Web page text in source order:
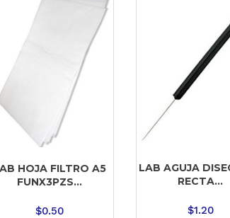
HOJA FILTRO A5
FUNX3PZS...
$0.50
LAB AGUJA
RECTA...
$1.20